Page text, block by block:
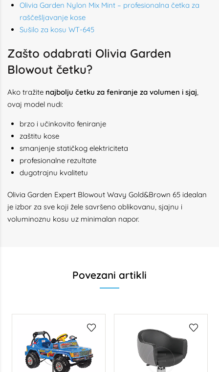
Olivia Garden Nylon Mix Mint – profesionalna četka za
raščešljavanje kose
Sušilo za kosu WT-645
Zašto odabrati Olivia Garden
Blowout četku?
Ako tražite najbolju četku za feniranje za volumen i sjaj,
ovaj model nudi:
brzo i učinkovito feniranje
zaštitu kose
smanjenje statičkog elektriciteta
profesionalne rezultate
dugotrajnu kvalitetu
Olivia Garden Expert Blowout Wavy Gold&Brown 65 idealan
je izbor za sve koji žele savršeno oblikovanu, sjajnu i
voluminoznu kosu uz minimalan napor.
Povezani artikli